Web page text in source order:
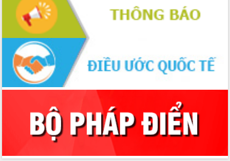
Đắk Lắk rà soát, điều chỉnh Đề án 190
về phát triển nuôi trồng thủy sản
Phó Chủ tịch UBND tỉnh Đắk Lắk
Trương Công Thái kiểm tra thực địa
Dự án cao tốc Khánh Hòa - Buôn Ma
Thuột
Định vị cà phê Việt Nam như một “di
sản sống” trong dòng chảy toàn cầu
Xây dựng nông thôn mới: Nâng cao đời
sống người dân từ những mô hình thiết
Quyết liệt tháo gỡ vướng mắc, đẩy
nhanh tiến độ các dự án trọng điểm